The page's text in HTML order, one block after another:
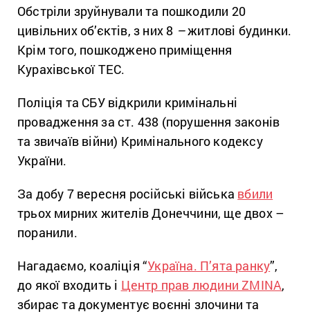
Обстріли зруйнували та пошкодили 20
цивільних об’єктів, з них 8 –житлові будинки.
Крім того, пошкоджено приміщення
Курахівської ТЕС.
Поліція та СБУ відкрили кримінальні
провадження за ст. 438 (порушення законів
та звичаїв війни) Кримінального кодексу
України.
За добу 7 вересня російські війська вбили
трьох мирних жителів Донеччини, ще двох –
поранили.
Нагадаємо, коаліція “Україна. П’ята ранку”,
до якої входить і Центр прав людини ZMINA,
збирає та документує воєнні злочини та